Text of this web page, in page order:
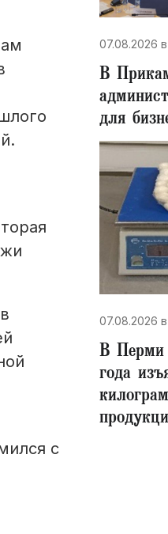
с
07.08.2026 в
В
для
07.08.2026 в
В Перми
года